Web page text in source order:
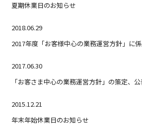
夏期休業日のお知らせ
2018.06.29
2017年度「お客様中心の業務運営方針」に
2017.06.30
「お客さま中心の業務運営方針」の策定、
2015.12.21
年末年始休業日のお知らせ